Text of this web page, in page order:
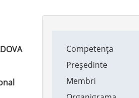
navigation
Competența
Președinte
Membri